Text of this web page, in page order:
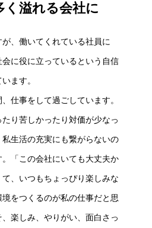
く溢れる会社に
、働いてくれている社員に
に役に立っているという自信
ます。
仕事をして過ごしています。
り苦しかったり対価が少なっ
生活の充実にも繋がらないの
「この会社にいても大丈夫か
、いつもちょっぴり楽しみな
をつくるのが私の仕事だと思
楽しみ、やりがい、面白さっ